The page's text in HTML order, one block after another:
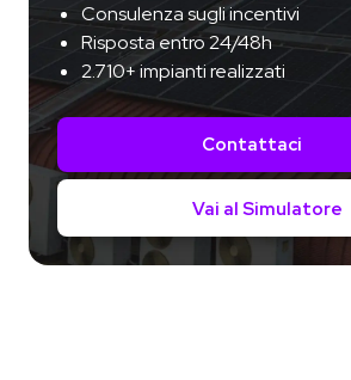
Consulenza sugli incentivi
Risposta entro 24/48h
2.710+ impianti realizzati
Contattaci
Vai al Simulatore